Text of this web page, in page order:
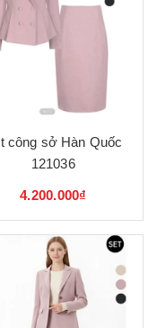
công sở Hàn Quốc
121036
4.200.000₫